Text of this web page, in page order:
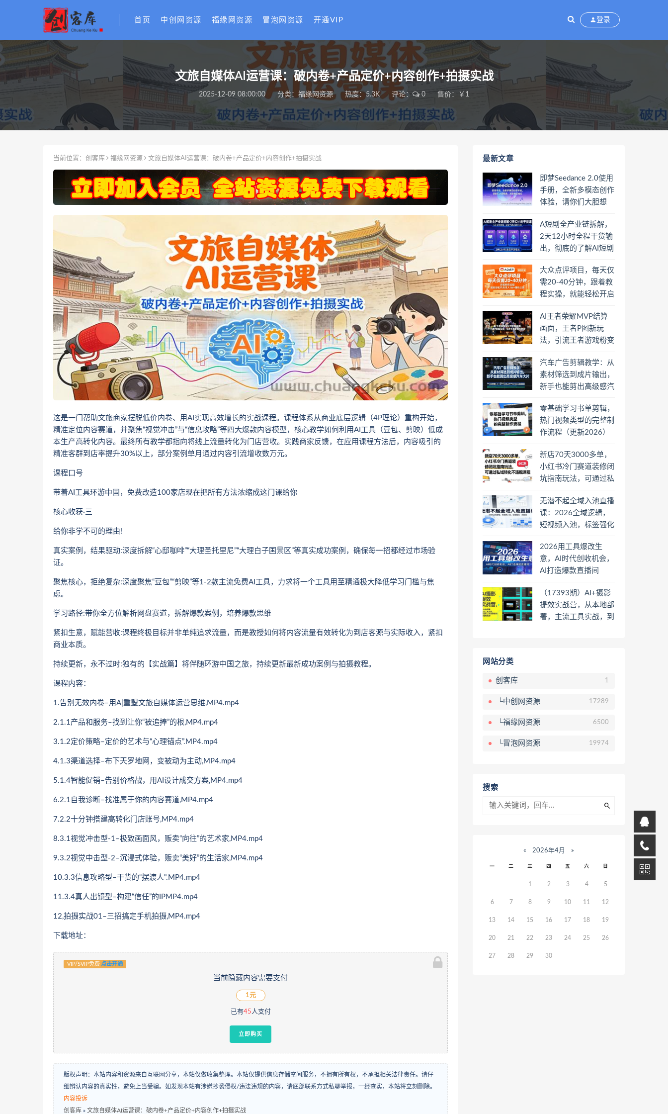
首页 中创网资源 福缘网资源 冒泡网资源 开通VIP 登录
文旅自媒体AI运营课：破内卷+产品定价+内容创作+拍摄实战
2025-12-09 08:00:00 分类： 福缘网资源 热度：5.3K 评论： 0 售价：￥1
当前位置： 创客库 福缘网资源 文旅自媒体AI运营课：破内卷+产品定价+内容创作+拍摄实战
这是一门帮助文旅商家摆脱低价内卷、用AI实现高效增长的实战课程。课程体系从商业底层逻辑（4P理论）重构开始，
精准定位内容赛道，并聚焦“视觉冲击”与“信息攻略”等四大爆款内容模型，核心教学如何利用AI工具（豆包、剪映）低成
本生产高转化内容。最终所有教学都指向将线上流量转化为门店营收。实践商家反馈，在应用课程方法后，内容吸引的
精准客群到店率提升30%以上，部分案例单月通过内容引流增收数万元。
课程口号
带着AI工具环游中国，免费改造100家店现在把所有方法浓缩成这门课给你
核心收获·三
给你非学不可的理由!
真实案例，结果驱动:深度拆解“心邸咖啡”“大理圣托里尼”“大理白子国景区”等真实成功案例，确保每一招都经过市场验
证。
聚焦核心，拒绝复杂:深度聚焦“豆包”“剪映”等1-2款主流免费AI工具，力求将一个工具用至精通极大降低学习门槛与焦
虑。
学习路径:带你全方位解析网盘赛道，拆解爆款案例，培养爆款思维
紧扣生意，赋能营收:课程终极目标并非单纯追求流量，而是教授如何将内容流量有效转化为到店客源与实际收入，紧扣
商业本质。
持续更新，永不过时:独有的【实战篇】将伴随环游中国之旅，持续更新最新成功案例与拍摄教程。
课程内容：
1.告别无效内卷–用A|重曌文旅自媒体运营思维,MP4.mp4
2.1.1产品和服务–找到让你“被追捧”的根,MP4.mp4
3.1.2定价策略–定价的艺术与“心理锚点”.MP4.mp4
4.1.3渠道选择–布下天罗地网，变被动为主动,MP4.mp4
5.1.4智能促销–告别价格战，用AI设计成交方案,MP4.mp4
6.2.1自我诊断–找准属于你的内容賽道,MP4.mp4
7.2.2十分钟搭建高转化门店账号,MP4.mp4
8.3.1视觉冲击型-1–极致画面风，贩卖“向往”的艺术家,MP4.mp4
9.3.2视觉中击型-2–沉浸式体验，贩卖“美好”的生活家,MP4.mp4
10.3.3信息攻略型–干货的“摆渡人".MP4.mp4
11.3.4真人出镜型–构建“信任”的IPMP4.mp4
12,拍摄实战01–三招搞定手机拍摄,MP4.mp4
下载地址：
VIP/SVIP免费 点击开通
当前隐藏内容需要支付
1元
已有45人支付
立即购买
版权声明：本站内容和资源来自互联网分享，本站仅做收集整理。本站仅提供信息存储空间服务，不拥有所有权，不承担相关法律责任。请仔
细辨认内容的真实性，避免上当受骗。如发现本站有涉嫌抄袭侵权/违法违规的内容，请底部联系方式私聊举报，一经查实，本站将立刻删除。
内容投诉
创客库 » 文旅自媒体AI运营课：破内卷+产品定价+内容创作+拍摄实战
最新文章
即梦Seedance 2.0使用
手册，全新多模态创作
体验，请你们大胆想
A短剧全产业链拆解，
2天12小时全程干货输
出，彻底的了解AI短剧
大众点评项目，每天仅
需20-40分钟，跟着教
程实操，就能轻松开启
AI王者荣耀MVP结算
画面，王者P图新玩
法，引流王者游戏粉变
汽车广告剪辑教学：从
素材筛选到成片输出，
新手也能剪出高级感汽
零基础学习书单剪辑，
热门视频类型的完整制
作流程（更新2026）
新店70天3000多单，
小红书冷门赛道装修闭
坑指南玩法，可通过私
无潜不起全域入池直播
课：2026全域逻辑，
短视频入池，标签强化
2026用工具爆改生
意，AI时代创收机会，
AI打造爆款直播间
（17393期）AI+摄影
提效实战营，从本地部
署，主流工具实战，到
网站分类
创客库 1
└中创网资源 17289
└福缘网资源 6500
└冒泡网资源 19974
搜索
« 2026年4月 »
一 二 三 四 五 六 日
1 2 3 4 5
6 7 8 9 10 11 12
13 14 15 16 17 18 19
20 21 22 23 24 25 26
27 28 29 30